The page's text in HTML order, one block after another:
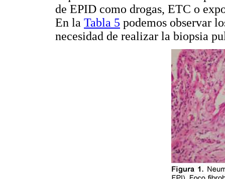
de EPID como drogas, ETC o
En la Tabla 5 podemos observar
necesidad de realizar la biopsia